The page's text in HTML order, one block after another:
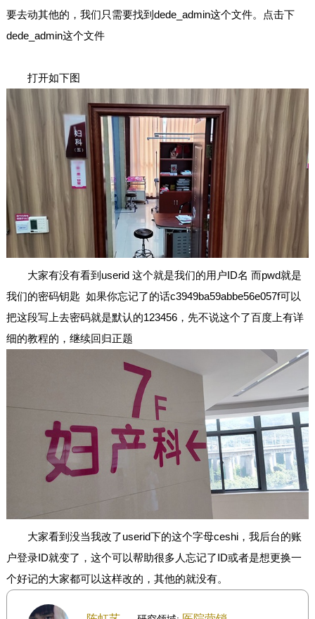
要去动其他的，我们只需要找到dede_admin这个文件。点击下
dede_admin这个文件
打开如下图
大家有没有看到userid 这个就是我们的用户ID名 而pwd就是
我们的密码钥匙 如果你忘记了的话c3949ba59abbe56e057f可以
把这段写上去密码就是默认的123456，先不说这个了百度上有详
细的教程的，继续回归正题
大家看到没当我改了userid下的这个字母ceshi，我后台的账
户登录ID就变了，这个可以帮助很多人忘记了ID或者是想更换一
个好记的大家都可以这样改的，其他的就没有。